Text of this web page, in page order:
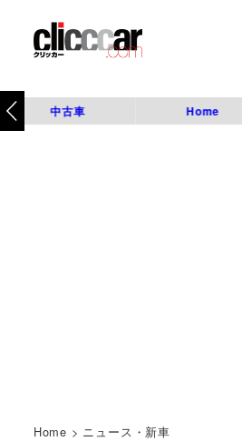
中古車 Home
Home > ニュース・新車